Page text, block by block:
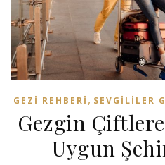
GEZI REHBERI , SEVGILILER
Gezgin
Uygun